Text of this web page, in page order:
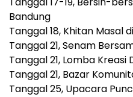
Bandung
Tanggal 18, Khitan Masal
Tanggal 21, Senam
Tanggal 21, Lomba
Tanggal 21, Bazar
Tanggal 25, Upacara